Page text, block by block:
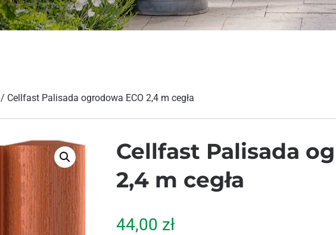
/ Cellfast Palisada ogrodowa ECO 2,4 m cegła
Cellfast Palisada
2,4 m cegła
44,00 zł